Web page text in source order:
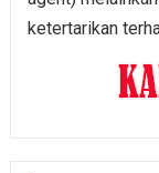
ketertarikan